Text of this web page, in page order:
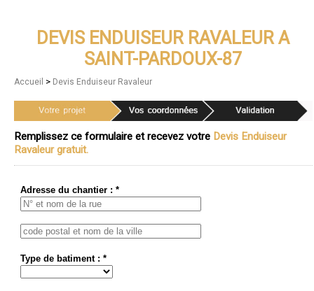
DEVIS ENDUISEUR RAVALEUR A
SAINT-PARDOUX-87
Accueil > Devis Enduiseur Ravaleur
Remplissez ce formulaire et recevez votre Devis Enduiseur
Ravaleur gratuit.
Adresse du chantier : *
Type de batiment : *